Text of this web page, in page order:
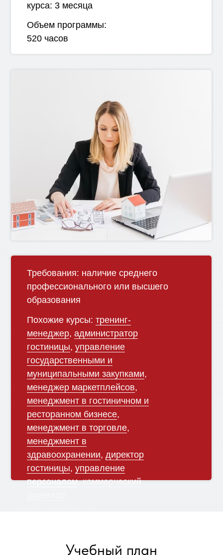
курса: 3 месяца
Объем программы:
520 часов
Требования: наличие среднего
профессионального или высшего
образования
Похожие курсы: тренинг-
менеджер, администратор
гостиницы, управление
государственными и
муниципальными закупками,
менеджер маркетплейсов,
менеджмент в гостиничном и
ресторанном бизнесе,
менеджмент в торговле,
менеджмент в
здравоохранении, директор
гостиницы, управление
персоналом,коммерческий
Учебный план